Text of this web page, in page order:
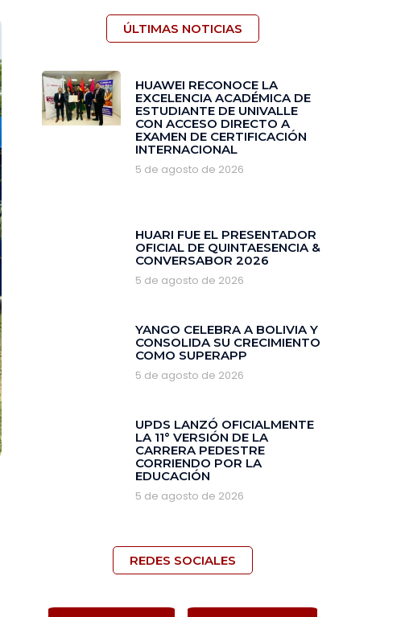
ÚLTIMAS NOTICIAS
HUAWEI RECONOCE LA
EXCELENCIA ACADÉMICA DE
ESTUDIANTE DE UNIVALLE
CON ACCESO DIRECTO A
EXAMEN DE CERTIFICACIÓN
INTERNACIONAL
5 de agosto de 2026
HUARI FUE EL PRESENTADOR
OFICIAL DE QUINTAESENCIA &
CONVERSABOR 2026
5 de agosto de 2026
YANGO CELEBRA A BOLIVIA Y
CONSOLIDA SU CRECIMIENTO
COMO SUPERAPP
5 de agosto de 2026
‎UPDS LANZÓ OFICIALMENTE
LA 11° VERSIÓN DE LA
CARRERA PEDESTRE
CORRIENDO POR LA
EDUCACIÓN
5 de agosto de 2026
REDES SOCIALES